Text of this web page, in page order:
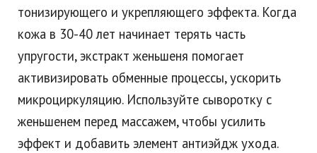
тонизирующего и укрепляющего эффекта. Когда
кожа в 30-40 лет начинает терять часть
упругости, экстракт женьшеня помогает
активизировать обменные процессы, ускорить
микроциркуляцию. Используйте сыворотку с
женьшенем перед массажем, чтобы усилить
эффект и добавить элемент антиэйдж ухода.